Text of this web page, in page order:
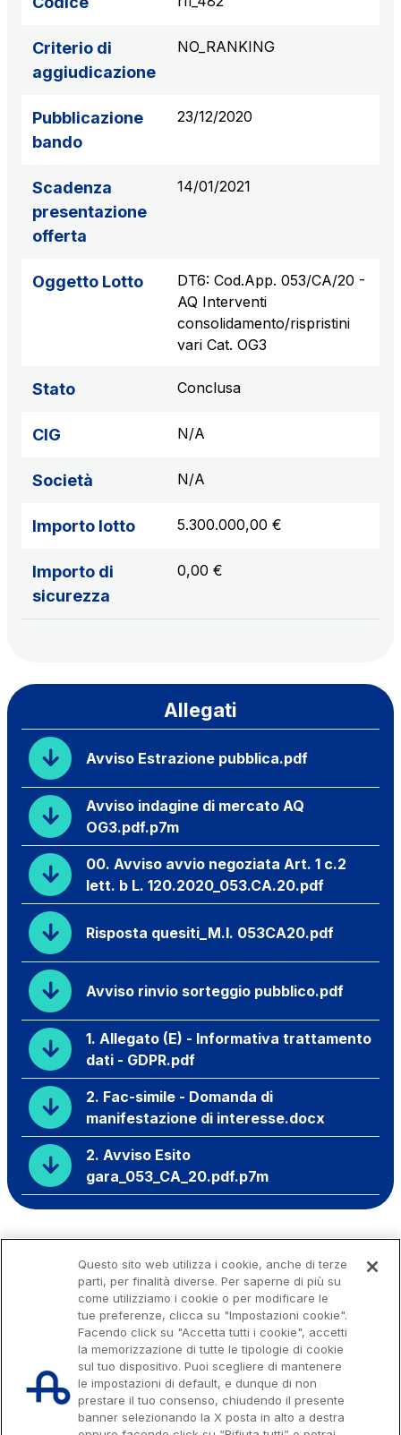
Criterio di
aggiudicazione
NO_RANKING
Pubblicazione
bando
23/12/2020
Scadenza
presentazione
offerta
14/01/2021
Oggetto Lotto
DT6: Cod.App. 053/CA/20 -
AQ Interventi
consolidamento/rispristini
vari Cat. OG3
Stato Conclusa
CIG N/A
Società N/A
Importo lotto 5.300.000,00 €
Importo di
sicurezza
0,00 €
Allegati
Avviso Estrazione pubblica.pdf
Avviso indagine di mercato AQ
OG3.pdf.p7m
00. Avviso avvio negoziata Art. 1 c.2
lett. b L. 120.2020_053.CA.20.pdf
Risposta quesiti_M.I. 053CA20.pdf
Avviso rinvio sorteggio pubblico.pdf
1. Allegato (E) - Informativa trattamento
dati - GDPR.pdf
2. Fac-simile - Domanda di
manifestazione di interesse.docx
2. Avviso Esito
gara_053_CA_20.pdf.p7m
Questo sito web utilizza i cookie, anche di terze
parti, per finalità diverse. Per saperne di più su
come utilizziamo i cookie o per modificare le
tue preferenze, clicca su "Impostazioni cookie".
Facendo click su "Accetta tutti i cookie", accetti
la memorizzazione di tutte le tipologie di cookie
sul tuo dispositivo. Puoi scegliere di mantenere
le impostazioni di default, e dunque di non
prestare il tuo consenso, chiudendo il presente
banner selezionando la X posta in alto a destra